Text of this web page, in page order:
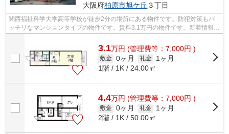
大阪府柏原市旭ケ丘 ３丁目
関西福祉科学大学高等学校が徒歩2分の場所にある物件です。防犯対策もバ
ッチリなマンションタイプの物件です。賃料3.1万円の物件です。新着情報：
ドリームスクエアの空室情報ならコチ...
3.1万円 (管理費等：7,000円 )
敷金 0ヶ月 礼金
1ヶ月
1階 / 1K / 24.00㎡
4.4万円 (管理費等：7,000円 )
敷金 0ヶ月 礼金
1ヶ月
2階 / 1K / 50.00㎡